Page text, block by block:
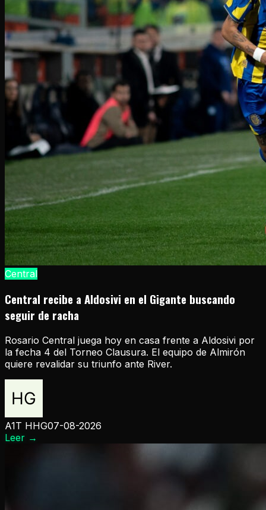
Central
Central recibe a Aldosivi en el Gigante buscando
seguir de racha
Rosario Central juega hoy en casa frente a Aldosivi por
la fecha 4 del Torneo Clausura. El equipo de Almirón
quiere revalidar su triunfo ante River.
A1T HHG07-08-2026
Leer →